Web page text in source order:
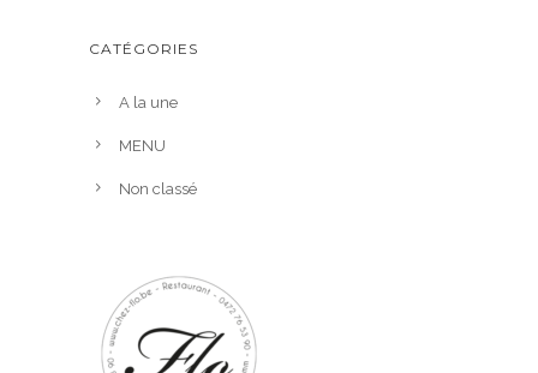
CATÉGORIES
A la une
MENU
Non classé